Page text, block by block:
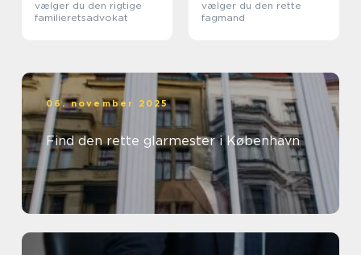
vælger du den rigtige
familieretsadvokat
vælger du den rette
fagmand
06. november 2025
Find den rette glarmester i København